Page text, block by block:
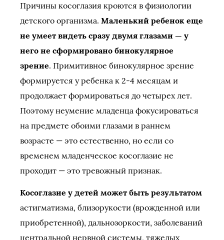
Причины косоглазия кроются в физиологии
детского организма. Маленький ребенок еще
не умеет видеть сразу двумя глазами — у
него не сформировано бинокулярное
зрение. Примитивное бинокулярное зрение
формируется у ребенка к 2-4 месяцам и
продолжает формироваться до четырех лет.
Поэтому неумение младенца фокусироваться
на предмете обоими глазами в раннем
возрасте — это естественно, но если со
временем младенческое косоглазие не
проходит — это тревожный признак.
Косоглазие у детей может быть результатом
астигматизма, близорукости (врожденной или
приобретенной), дальнозоркости, заболеваний
центральной нервной системы, тяжелых